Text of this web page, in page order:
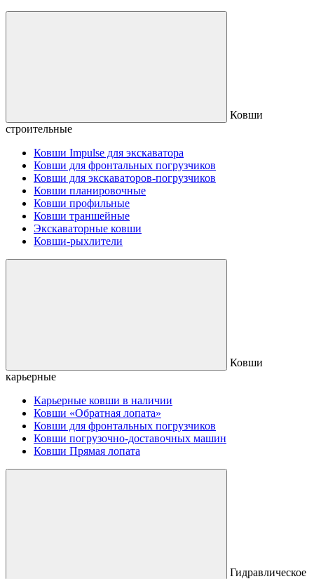
Ковши
строительные
Ковши Impulse для экскаватора
Ковши для фронтальных погрузчиков
Ковши для экскаваторов-погрузчиков
Ковши планировочные
Ковши профильные
Ковши траншейные
Экскаваторные ковши
Ковши-рыхлители
Ковши
карьерные
Карьерные ковши в наличии
Ковши «Обратная лопата»
Ковши для фронтальных погрузчиков
Ковши погрузочно-доставочных машин
Ковши Прямая лопата
Гидравлическое